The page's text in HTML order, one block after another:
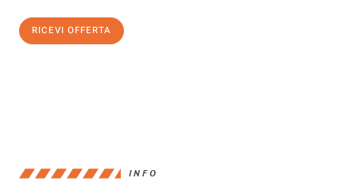
RICEVI OFFERTA
INFO